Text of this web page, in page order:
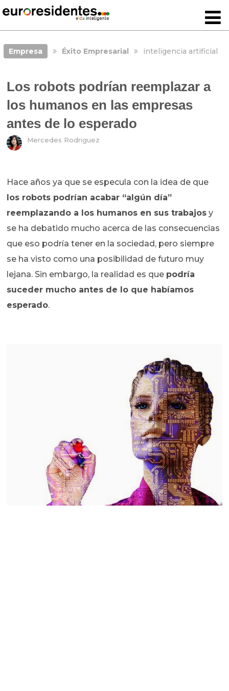
Empresa Éxito Empresarial inteligencia artificial
Los robots podrían reemplazar a
los humanos en las empresas
antes de lo esperado
Mercedes Rodriguez
Hace años ya que se especula con la idea de que
los robots podrían acabar “algún día”
reemplazando a los humanos en sus trabajos y
se ha debatido mucho acerca de las consecuencias
que eso podría tener en la sociedad, pero siempre
se ha visto como una posibilidad de futuro muy
lejana. Sin embargo, la realidad es que podría
suceder mucho antes de lo que habíamos
esperado.